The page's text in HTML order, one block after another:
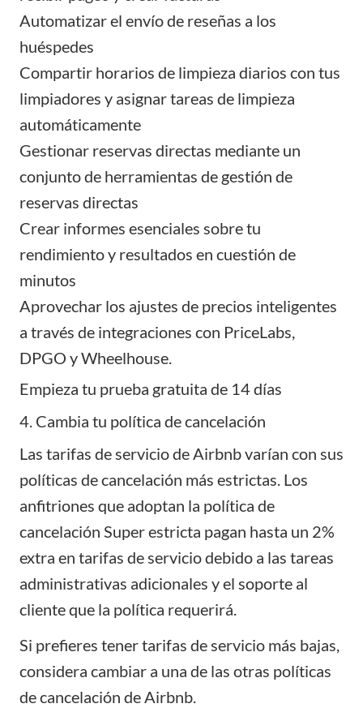
Automatizar el envío de reseñas a los
huéspedes
Compartir horarios de limpieza diarios con tus
limpiadores y asignar tareas de limpieza
automáticamente
Gestionar reservas directas mediante un
conjunto de herramientas de gestión de
reservas directas
Crear informes esenciales sobre tu
rendimiento y resultados en cuestión de
minutos
Aprovechar los ajustes de precios inteligentes
a través de integraciones con PriceLabs,
DPGO y Wheelhouse.
Empieza tu prueba gratuita de 14 días
4. Cambia tu política de cancelación
Las tarifas de servicio de Airbnb varían con sus
políticas de cancelación más estrictas. Los
anfitriones que adoptan la política de
cancelación Super estricta pagan hasta un 2%
extra en tarifas de servicio debido a las tareas
administrativas adicionales y el soporte al
cliente que la política requerirá.
Si prefieres tener tarifas de servicio más bajas,
considera cambiar a una de las otras políticas
de cancelación de Airbnb.